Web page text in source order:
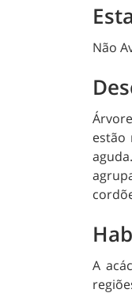
Não
estão
A